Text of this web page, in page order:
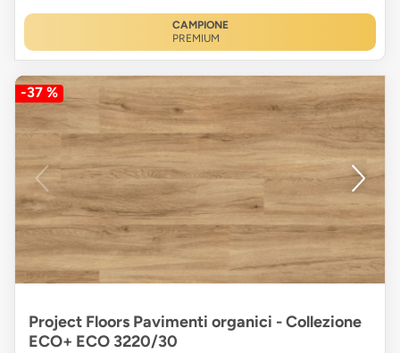
CAMPIONE
PREMIUM
-37 %
Project Floors Pavimenti organici - Collezione
ECO+ ECO 3220/30